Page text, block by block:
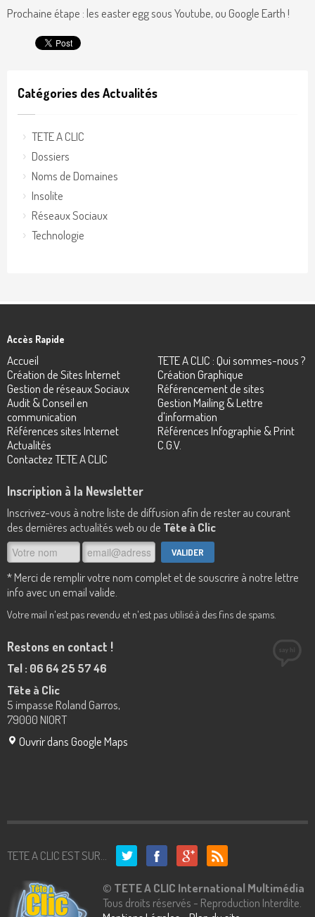
Prochaine étape : les easter egg sous Youtube, ou Google Earth !
Catégories des Actualités
TETE A CLIC
Dossiers
Noms de Domaines
Insolite
Réseaux Sociaux
Technologie
Accès Rapide
Accueil
TETE A CLIC : Qui sommes-nous ?
Création de Sites Internet
Création Graphique
Gestion de réseaux Sociaux
Référencement de sites
Audit & Conseil en
communication
Gestion Mailing & Lettre
d'information
Références sites Internet
Références Infographie & Print
Actualités
C.G.V.
Contactez TETE A CLIC
Inscription à la Newsletter
Inscrivez-vous à notre liste de diffusion afin de rester au courant
des dernières actualités web ou de Tête à Clic
* Merci de remplir votre nom complet et de souscrire à notre lettre
info avec un email valide.
Votre mail n'est pas revendu et n'est pas utilisé à des fins de spams.
Restons en contact !
Tel : 06 64 25 57 46
Tête à Clic
5 impasse Roland Garros,
79000 NIORT
Ouvrir dans Google Maps
TETE A CLIC EST SUR...
© TETE A CLIC International Multimédia
Tous droits réservés - Reproduction Interdite.